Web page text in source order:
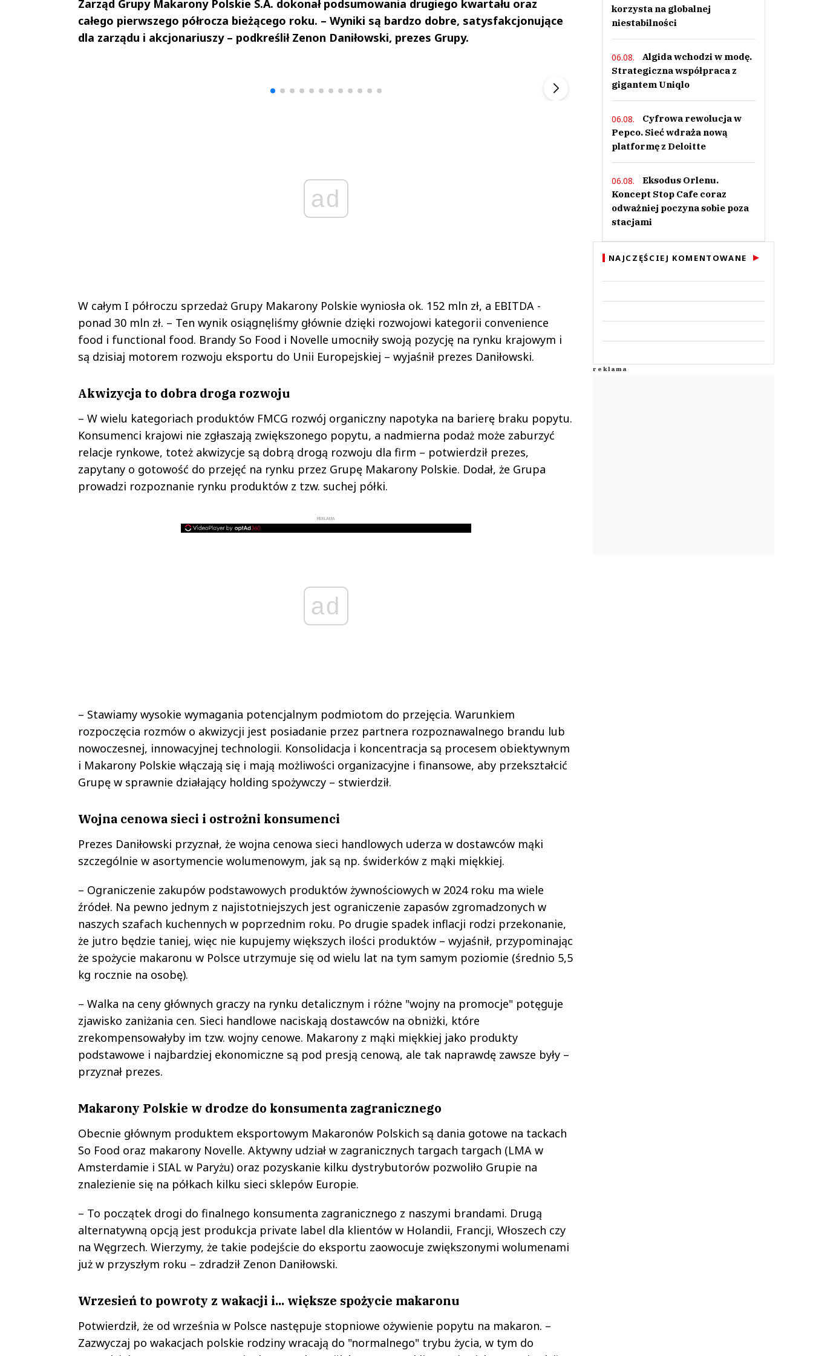
Zarząd Grupy Makarony Polskie S.A. dokonał podsumowania drugiego kwartału oraz
całego pierwszego półrocza bieżącego roku. – Wyniki są bardzo dobre, satysfakcjonujące
dla zarządu i akcjonariuszy – podkreślił Zenon Daniłowski, prezes Grupy.
ad
W całym I półroczu sprzedaż Grupy Makarony Polskie wyniosła ok. 152 mln zł, a EBITDA -
ponad 30 mln zł. – Ten wynik osiągnęliśmy głównie dzięki rozwojowi kategorii convenience
food i functional food. Brandy So Food i Novelle umocniły swoją pozycję na rynku krajowym i
są dzisiaj motorem rozwoju eksportu do Unii Europejskiej – wyjaśnił prezes Daniłowski.
Akwizycja to dobra droga rozwoju
– W wielu kategoriach produktów FMCG rozwój organiczny napotyka na barierę braku popytu.
Konsumenci krajowi nie zgłaszają zwiększonego popytu, a nadmierna podaż może zaburzyć
relacje rynkowe, toteż akwizycje są dobrą drogą rozwoju dla firm – potwierdził prezes,
zapytany o gotowość do przejęć na rynku przez Grupę Makarony Polskie. Dodał, że Grupa
prowadzi rozpoznanie rynku produktów z tzw. suchej półki.
REKLAMA
ad
– Stawiamy wysokie wymagania potencjalnym podmiotom do przejęcia. Warunkiem
rozpoczęcia rozmów o akwizycji jest posiadanie przez partnera rozpoznawalnego brandu lub
nowoczesnej, innowacyjnej technologii. Konsolidacja i koncentracja są procesem obiektywnym
i Makarony Polskie włączają się i mają możliwości organizacyjne i finansowe, aby przekształcić
Grupę w sprawnie działający holding spożywczy – stwierdził.
Wojna cenowa sieci i ostrożni konsumenci
Prezes Daniłowski przyznał, że wojna cenowa sieci handlowych uderza w dostawców mąki
szczególnie w asortymencie wolumenowym, jak są np. świderków z mąki miękkiej.
– Ograniczenie zakupów podstawowych produktów żywnościowych w 2024 roku ma wiele
źródeł. Na pewno jednym z najistotniejszych jest ograniczenie zapasów zgromadzonych w
naszych szafach kuchennych w poprzednim roku. Po drugie spadek inflacji rodzi przekonanie,
że jutro będzie taniej, więc nie kupujemy większych ilości produktów – wyjaśnił, przypominając
że spożycie makaronu w Polsce utrzymuje się od wielu lat na tym samym poziomie (średnio 5,5
kg rocznie na osobę).
– Walka na ceny głównych graczy na rynku detalicznym i różne "wojny na promocje" potęguje
zjawisko zaniżania cen. Sieci handlowe naciskają dostawców na obniżki, które
zrekompensowałyby im tzw. wojny cenowe. Makarony z mąki miękkiej jako produkty
podstawowe i najbardziej ekonomiczne są pod presją cenową, ale tak naprawdę zawsze były –
przyznał prezes.
Makarony Polskie w drodze do konsumenta zagranicznego
Obecnie głównym produktem eksportowym Makaronów Polskich są dania gotowe na tackach
So Food oraz makarony Novelle. Aktywny udział w zagranicznych targach targach (LMA w
Amsterdamie i SIAL w Paryżu) oraz pozyskanie kilku dystrybutorów pozwoliło Grupie na
znalezienie się na półkach kilku sieci sklepów Europie.
– To początek drogi do finalnego konsumenta zagranicznego z naszymi brandami. Drugą
alternatywną opcją jest produkcja private label dla klientów w Holandii, Francji, Włoszech czy
na Węgrzech. Wierzymy, że takie podejście do eksportu zaowocuje zwiększonymi wolumenami
już w przyszłym roku – zdradził Zenon Daniłowski.
Wrzesień to powroty z wakacji i... większe spożycie makaronu
Potwierdził, że od września w Polsce następuje stopniowe ożywienie popytu na makaron. –
Zazwyczaj po wakacjach polskie rodziny wracają do "normalnego" trybu życia, w tym do
▶
Szefem być Sezon 2 Marcin Przybysz
korzysta na globalnej
niestabilności
06.08.
Algida wchodzi w modę.
Strategiczna współpraca z
gigantem Uniqlo
06.08.
Cyfrowa rewolucja w
Pepco. Sieć wdraża nową
platformę z Deloitte
06.08.
Eksodus Orlenu.
Koncept Stop Cafe coraz
odważniej poczyna sobie poza
stacjami
NAJCZĘŚCIEJ KOMENTOWANE